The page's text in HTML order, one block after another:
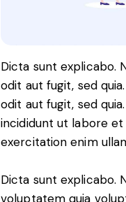
Dicta sunt explicabo.
odit aut fugit, sed
odit aut fugit, sed
incididunt ut labore et
exercitation enim
Dicta sunt explicabo.
voluptatem quia